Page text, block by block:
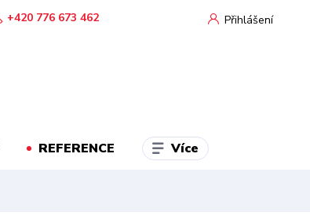
Přihlášení
+420 776 673 462
REFERENCE Více